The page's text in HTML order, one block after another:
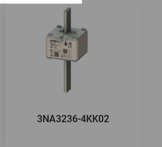
3NA3236-4KK02